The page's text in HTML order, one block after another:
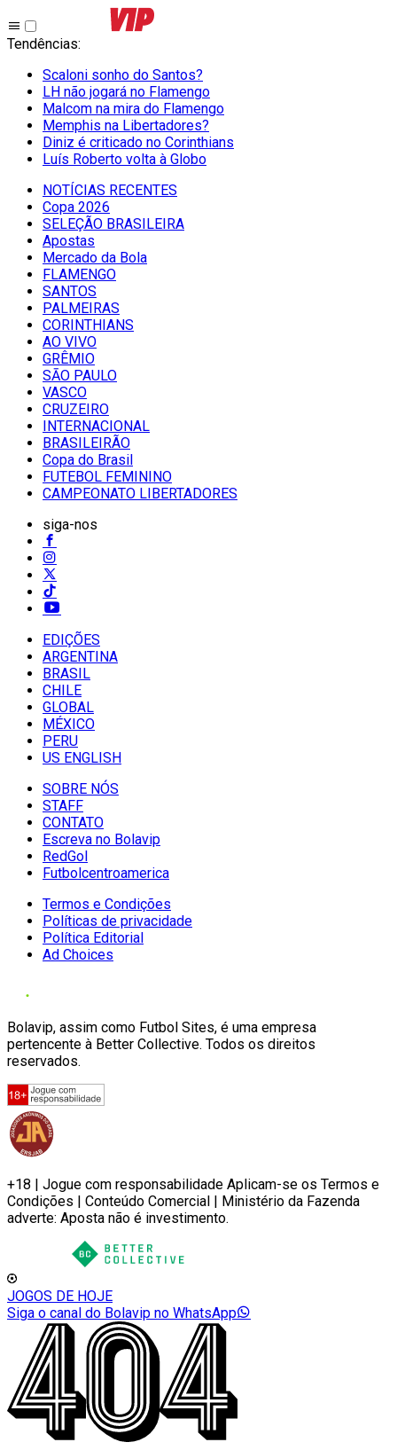
Tendências:
Scaloni sonho do Santos?
LH não jogará no Flamengo
Malcom na mira do Flamengo
Memphis na Libertadores?
Diniz é criticado no Corinthians
Luís Roberto volta à Globo
NOTÍCIAS RECENTES
Copa 2026
SELEÇÃO BRASILEIRA
Apostas
Mercado da Bola
FLAMENGO
SANTOS
PALMEIRAS
CORINTHIANS
AO VIVO
GRÊMIO
SĀO PAULO
VASCO
CRUZEIRO
INTERNACIONAL
BRASILEIRÃO
Copa do Brasil
FUTEBOL FEMININO
CAMPEONATO LIBERTADORES
siga-nos
EDIÇÕES
ARGENTINA
BRASIL
CHILE
GLOBAL
MÉXICO
PERU
US ENGLISH
SOBRE NÓS
STAFF
CONTATO
Escreva no Bolavip
RedGol
Futbolcentroamerica
Termos e Condições
Políticas de privacidade
Política Editorial
Ad Choices
Bolavip, assim como Futbol Sites, é uma empresa
pertencente à Better Collective. Todos os direitos
reservados.
+18 | Jogue com responsabilidade Aplicam-se os Termos e
Condições | Conteúdo Comercial | Ministério da Fazenda
adverte: Aposta não é investimento.
JOGOS DE HOJE
Siga o canal do Bolavip no WhatsApp